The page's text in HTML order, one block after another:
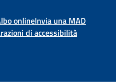
onlineInvia una MAD
di accessibilità